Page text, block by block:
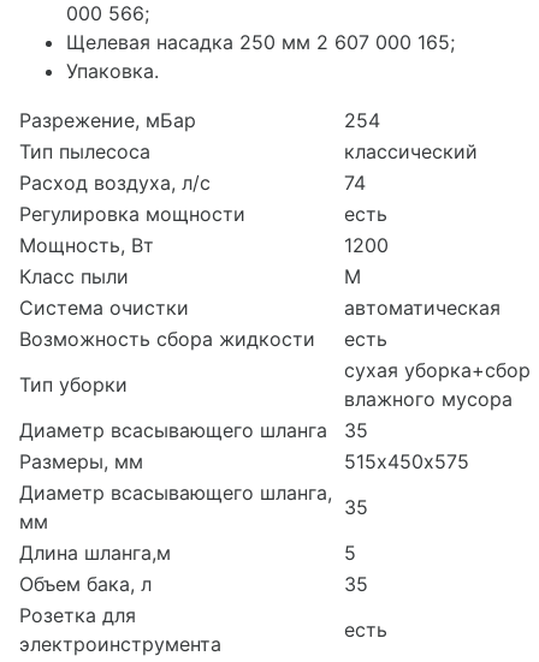
000 566;
Щелевая насадка 250 мм 2 607 000 165;
Упаковка.
Разрежение, мБар
254
Тип пылесоса
классический
Расход воздуха, л/с
74
Регулировка мощности
есть
Мощность, Вт
1200
Класс пыли
M
Система очистки
автоматическая
Возможность сбора жидкости
есть
Тип уборки
сухая уборка+сбор
влажного мусора
Диаметр всасывающего шланга
35
Размеры, мм
515х450х575
Диаметр всасывающего шланга,
мм
35
Длина шланга,м
5
Объем бака, л
35
Розетка для
электроинструмента
есть